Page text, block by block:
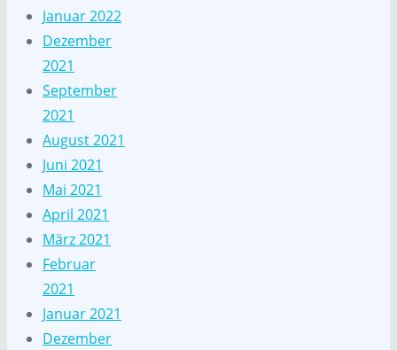
Januar 2022
Dezember
2021
September
2021
August 2021
Juni 2021
Mai 2021
April 2021
März 2021
Februar
2021
Januar 2021
Dezember